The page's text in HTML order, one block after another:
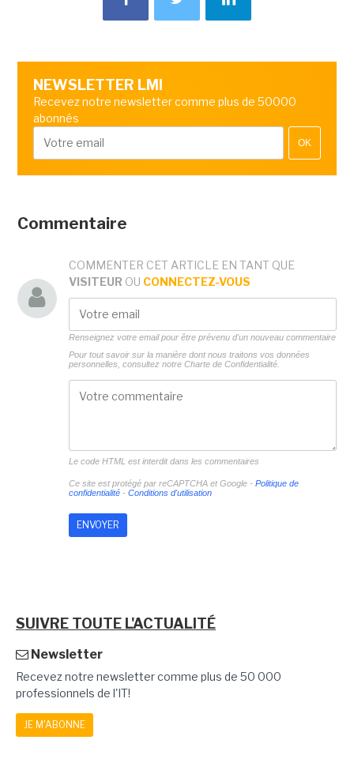
NEWSLETTER LMI
Recevez notre newsletter comme plus de 50000
abonnés
OK
Commentaire
COMMENTER CET ARTICLE EN TANT QUE
VISITEUR OU CONNECTEZ-VOUS
Renseignez votre email pour être prévenu d'un nouveau commentaire
Pour tout savoir sur la manière dont nous traitons vos données
personnelles, consultez notre Charte de Confidentialité.
Le code HTML est interdit dans les commentaires
Ce site est protégé par reCAPTCHA et Google - Politique de
confidentialité- Conditions d'utilisation
SUIVRE TOUTE L'ACTUALITÉ
Newsletter
Recevez notre newsletter comme plus de 50 000
professionnels de l'IT!
JE M'ABONNE